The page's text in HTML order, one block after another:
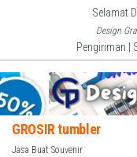
content
Selamat
Design
Pengiriman |
GROSIR tumbler
Jasa Buat Souvenir